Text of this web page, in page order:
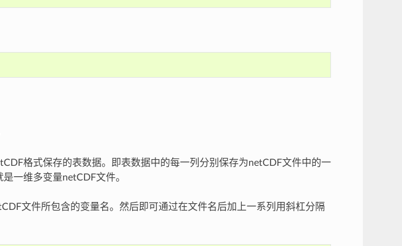
格式保存的表数据。即表数据中的每一列分别保存为netCDF文件中的一
一维多变量netCDF文件。
文件所包含的变量名。然后即可通过在文件名后加上一系列用斜杠分隔